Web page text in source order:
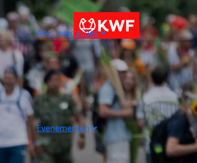
Alles over acties
Evenementen